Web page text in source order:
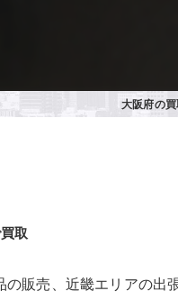
大阪府の
取
販売、近畿エリアの出